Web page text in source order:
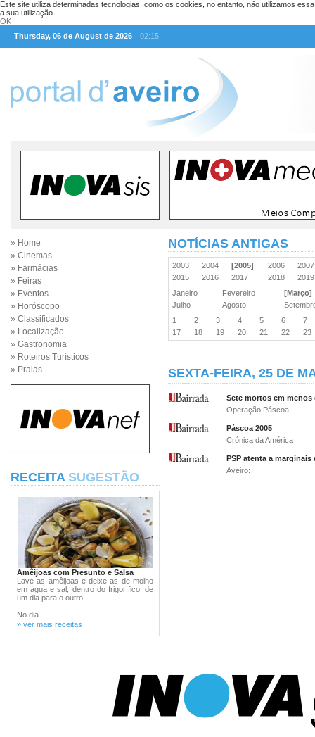
Este site utiliza determinadas tecnologias, como os cookies, no entanto, não utilizamos
a sua utilização.
OK
Thursday, 06 de August de 2026
02:15
» Home
» Cinemas
» Farmácias
» Feiras
» Eventos
» Horóscopo
» Classificados
» Localização
» Gastronomia
» Roteiros Turísticos
» Praias
RECEITA SUGESTÃO
Amêijoas com Presunto e Salsa
Lave as amêijoas e deixe-as de molho
em água e sal, dentro do frigorífico, de
um dia para o outro.
No dia ...
» ver mais receitas
NOTÍCIAS ANTIGAS
2003 2004 [2005] 2006
2015
2016 2017 2018
Janeiro
Fevereiro
[Março]
Julho
Agosto
1
2 3 4 5 6
7
17
18 19 20 21 22 23
SEXTA-FEIRA, 25 DE
Sete mortos em
Operação Páscoa
Páscoa 2005
Crónica da América
PSP atenta a
Aveiro: